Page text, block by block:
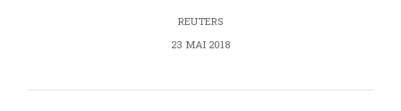
REUTERS
23 MAI 2018